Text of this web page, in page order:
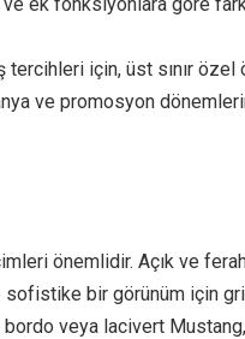
için, üst sınır özel
ve promosyon
önemlidir. Açık ve
sofistike bir görünüm için
veya lacivert